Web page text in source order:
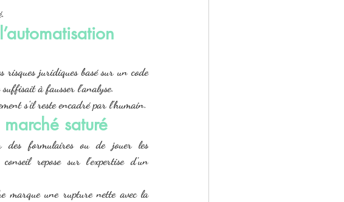
risques juridiques basé sur un code
à fausser l’analyse.
s’il reste encadré par l’humain.
saturé
des formulaires ou de jouer les
repose sur l’expertise d’un
marque une rupture nette avec la